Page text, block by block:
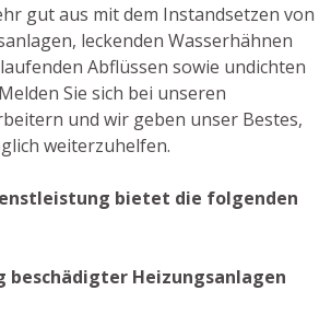
gut aus mit dem Instandsetzen von
leckenden Wasserhähnen
Abflüssen sowie undichten
Sie sich bei unseren
und wir geben unser Bestes,
weiterzuhelfen.
bietet die folgenden
beschädigter Heizungsanlagen